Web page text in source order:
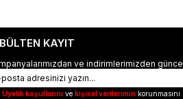
KAYIT
ve indirimlerimizden
Üyelik koşullarınıve kişisel verileriminkorunmasını